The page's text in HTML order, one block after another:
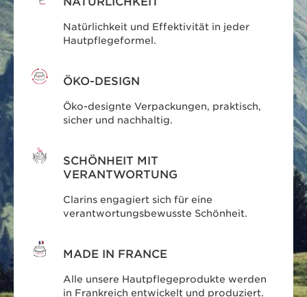
Natürlichkeit und Effektivität in jeder
Hautpflegeformel.
ÖKO-DESIGN
Öko-designte Verpackungen, praktisch,
sicher und nachhaltig.
SCHÖNHEIT MIT
VERANTWORTUNG
Clarins engagiert sich für eine
verantwortungsbewusste Schönheit.
MADE IN FRANCE
Alle unsere Hautpflegeprodukte werden
in Frankreich entwickelt und produziert.